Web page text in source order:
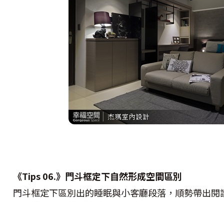
《Tips 06.》門斗框定下自然形成空間區別
門斗框定下區別出的睡眠與小客廳段落，順勢帶出